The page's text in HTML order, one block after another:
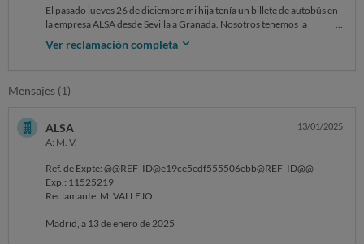
El pasado jueves 26 de diciembre mi hija tenía un billete de autobús en
la empresa ALSA desde Sevilla a Granada. Nosotros tenemos la
condición de familia numerosa de régimen general. El billete tenía el
descuento por familia numerosa. Cuando iba a acceder al autobús, el
móvil de manera digital y claramente visible la tarjeta de familia
que no presentara la tarjeta física no la iba a dejar entrar. Tras rogarle,
el chofer le dio como alternativa para viajar, el que comprara de nuevo
su propio billete pero con precio sin descuento, además que la obligó a
pagarlo sólo en metálico.
Posteriormente, como estaba en Granada sin la tarjeta física de familia
numerosa, fuimos a la estación de autobuses Plaza de Armas para
poner una hoja de reclamaciones pero nos fue imposible porque
estaba cerrado la oficina de atención al público a las 17:10h así que
Ver reclamación completa
Mensajes (1)
ALSA
A: M. V.
13/01/2025
Ref. de Expte: @@REF_ID@e19ce5edf555506ebb@REF_ID@@
Exp.: 11525219
Reclamante: M. VALLEJO
Madrid, a 13 de enero de 2025